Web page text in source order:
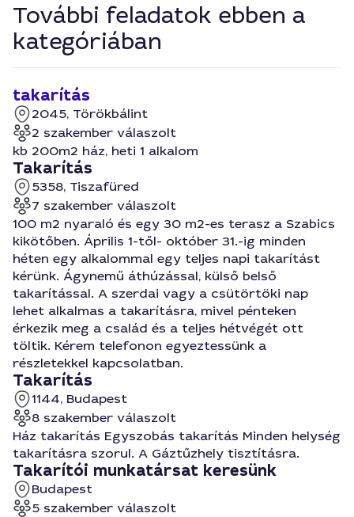
További feladatok ebben a
kategóriában
takarítás
2045, Törökbálint
2 szakember válaszolt
kb 200m2 ház, heti 1 alkalom
Takarítás
5358, Tiszafüred
7 szakember válaszolt
100 m2 nyaraló és egy 30 m2-es terasz a Szabics
kikötőben. Április 1-től- október 31.-ig minden
héten egy alkalommal egy teljes napi takarítást
kérünk. Ágynemű áthúzással, külső belső
takarítással. A szerdai vagy a csütörtöki nap
lehet alkalmas a takarításra, mivel pénteken
érkezik meg a család és a teljes hétvégét ott
töltik. Kérem telefonon egyeztessünk a
részletekkel kapcsolatban.
Takarítás
1144, Budapest
8 szakember válaszolt
Ház takarítás Egyszobás takarítás Minden helység
takarításra szorul. A Gáztűzhely tisztításra.
Takarítói munkatársat keresünk
Budapest
5 szakember válaszolt